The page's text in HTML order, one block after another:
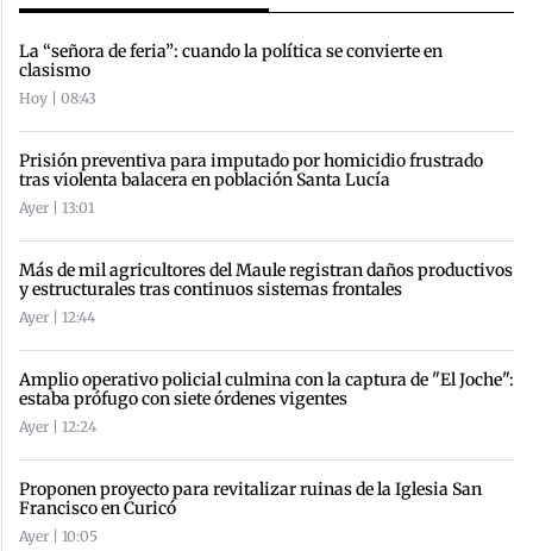
La “señora de feria”: cuando la política se convierte en
clasismo
Hoy | 08:43
Prisión preventiva para imputado por homicidio frustrado
tras violenta balacera en población Santa Lucía
Ayer | 13:01
Más de mil agricultores del Maule registran daños productivos
y estructurales tras continuos sistemas frontales
Ayer | 12:44
Amplio operativo policial culmina con la captura de "El Joche":
estaba prófugo con siete órdenes vigentes
Ayer | 12:24
Proponen proyecto para revitalizar ruinas de la Iglesia San
Francisco en Curicó
Ayer | 10:05